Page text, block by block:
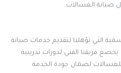
صيانة الغسالات.
التي تؤهلنا لتقديم خدمات صيانة
فريقنا الفني لدورات تدريبية
لضمان جودة الخدمة